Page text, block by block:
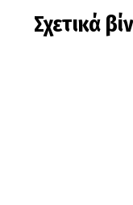
Σχετικά